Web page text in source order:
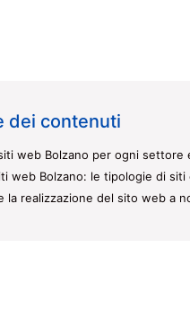
dei contenuti
web Bolzano per ogni settore
web Bolzano: le tipologie di
la realizzazione del sito web a